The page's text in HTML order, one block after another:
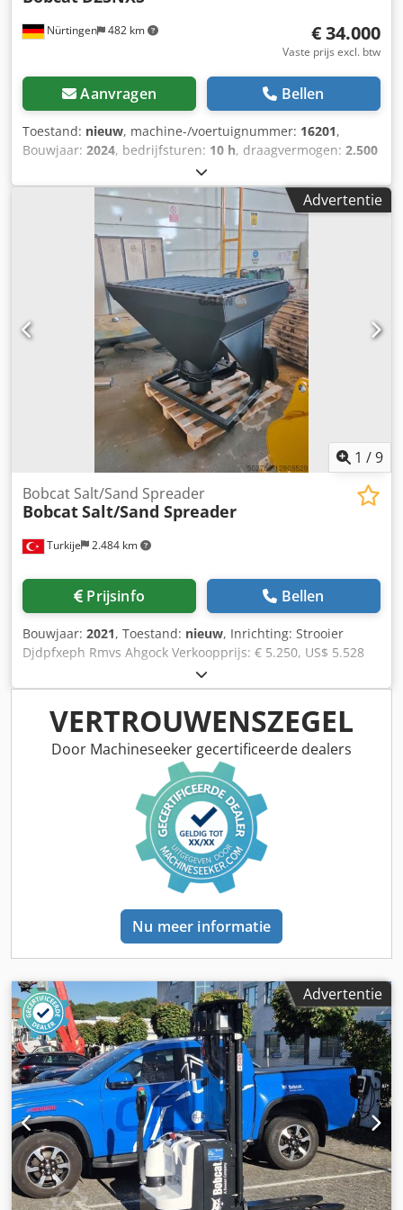
Nürtingen 482 km € 34.000
Vaste prijs excl. btw
Aanvragen Bellen
Toestand: nieuw, machine-/voertuignummer: 16201,
Bouwjaar: 2024, bedrijfsturen: 10 h, draagvermogen: 2.500
, vrije hefhoogte:
ladingzwaartepunt:500 mm, bouwhoogte:2.230 mm,
1.200 mm, voorbandmaat:28x9-15 Sit,
achterbandmaat:6.50-10 Standard, totaalgewicht:
, motortype: Diesel, fabrikant: Bobcat Dodpfxoxu St Ao
Advertentie
1 /9
Turkije 2.484 km
Bobcat Salt/Sand Spreader
BobcatSalt/Sand Spreader
Prijsinfo Bellen
Bouwjaar: 2021, Toestand: nieuw, Inrichting: Strooier
Djdpfxeph Rmvs Ahgock Verkoopprijs: € 5.250, US$ 5.528
VERTROUWENSZEGEL
Door Machineseeker gecertificeerde dealers
Nu meer informatie
Advertentie